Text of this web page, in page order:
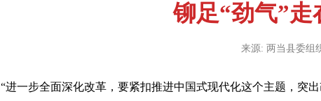
铆足“劲气”走
来源: 两当县委组
“进一步全面深化改革，要紧扣推进中国式现代化这个主题，突